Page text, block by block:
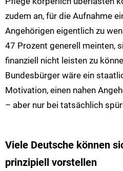
zudem an, für die Aufnahme
Angehörigen eigentlich zu
47 Prozent generell meinten,
finanziell nicht leisten zu
Bundesbürger wäre ein
Motivation, einen nahen
– aber nur bei tatsächlich
Viele Deutsche können
prinzipiell vorstellen